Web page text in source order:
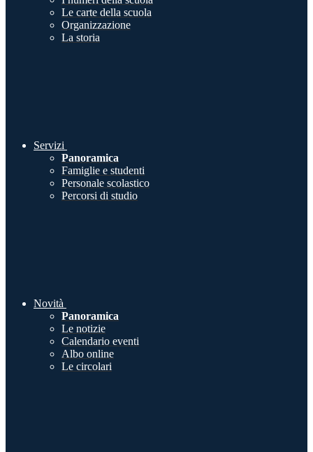
Le carte della scuola
Organizzazione
La storia
Servizi
Panoramica
Famiglie e studenti
Personale scolastico
Percorsi di studio
Novità
Panoramica
Le notizie
Calendario eventi
Albo online
Le circolari